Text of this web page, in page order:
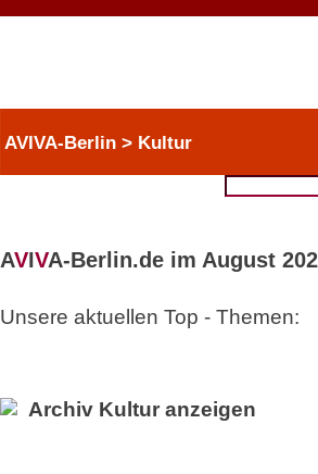
AVIVA-Berlin > Kultur
AVIVA-Berlin.de im August
Unsere aktuellen Top - Themen:
Archiv Kultur anzeigen